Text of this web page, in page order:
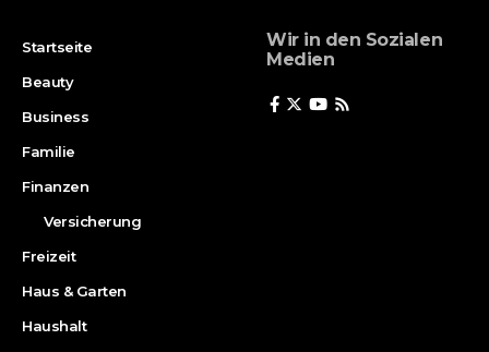
Startseite
Beauty
Business
Familie
Finanzen
Versicherung
Freizeit
Haus & Garten
Haushalt
Wir in den Sozialen
Medien